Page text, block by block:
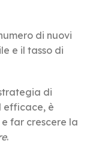
di nuovi
e il tasso di
di
è
far crescere la
.